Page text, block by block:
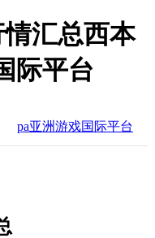
汇总西本
际平台
pa亚洲游戏国际平台